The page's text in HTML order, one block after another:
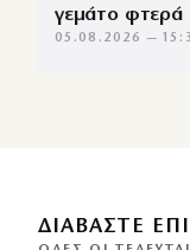
γεμάτο φτερά
05.08.2026 —
ΔΙΑΒΑΣΤΕ